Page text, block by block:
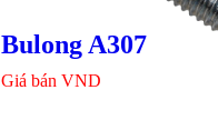
Bulong
Giá bán VND
Bulong A307